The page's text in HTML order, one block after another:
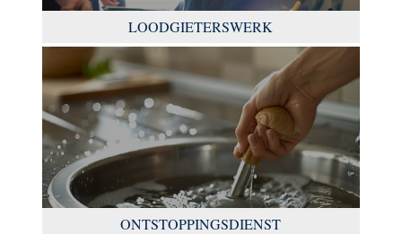
LOODGIETERSWERK
ONTSTOPPINGSDIENST